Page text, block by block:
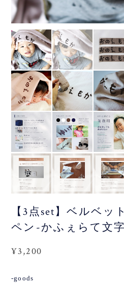
【3点set】ベルベッ
ペン-かふぇらて文
¥3,200
-goods